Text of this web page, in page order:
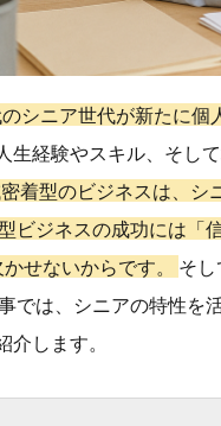
シニア世代が新たに個
生経験やスキル、そし
着型のビジネスは、シ
ビジネスの成功には「
せないからです。
そ
では、シニアの特性を
介します。